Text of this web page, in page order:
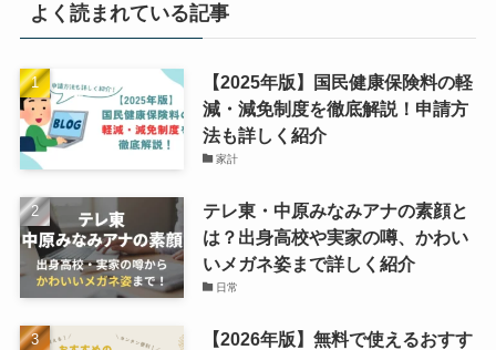
よく読まれている記事
【2025年版】国民健康保険料の軽
減・減免制度を徹底解説！申請方
法も詳しく紹介
家計
テレ東・中原みなみアナの素顔と
は？出身高校や実家の噂、かわい
いメガネ姿まで詳しく紹介
日常
【2026年版】無料で使えるおすす